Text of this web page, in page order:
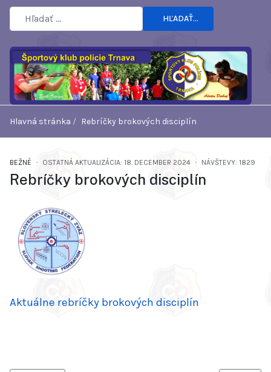
HĽADAŤ...
Hlavná stránka Rebríčky brokových disciplín
BEŽNÉ OSTATNÁ AKTUALIZÁCIA: 18. DECEMBER 2024 NÁVŠTEVY: 1829
Rebríčky brokových disciplín
Aktuálne rebríčky brokových disciplín